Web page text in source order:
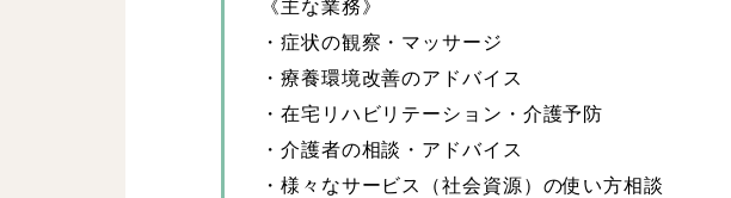
《主な業務》
・症状の観察・マッサージ
・療養環境改善のアドバイス
・在宅リハビリテーション・介護予防
・介護者の相談・アドバイス
・様々なサービス（社会資源）の使い方相談